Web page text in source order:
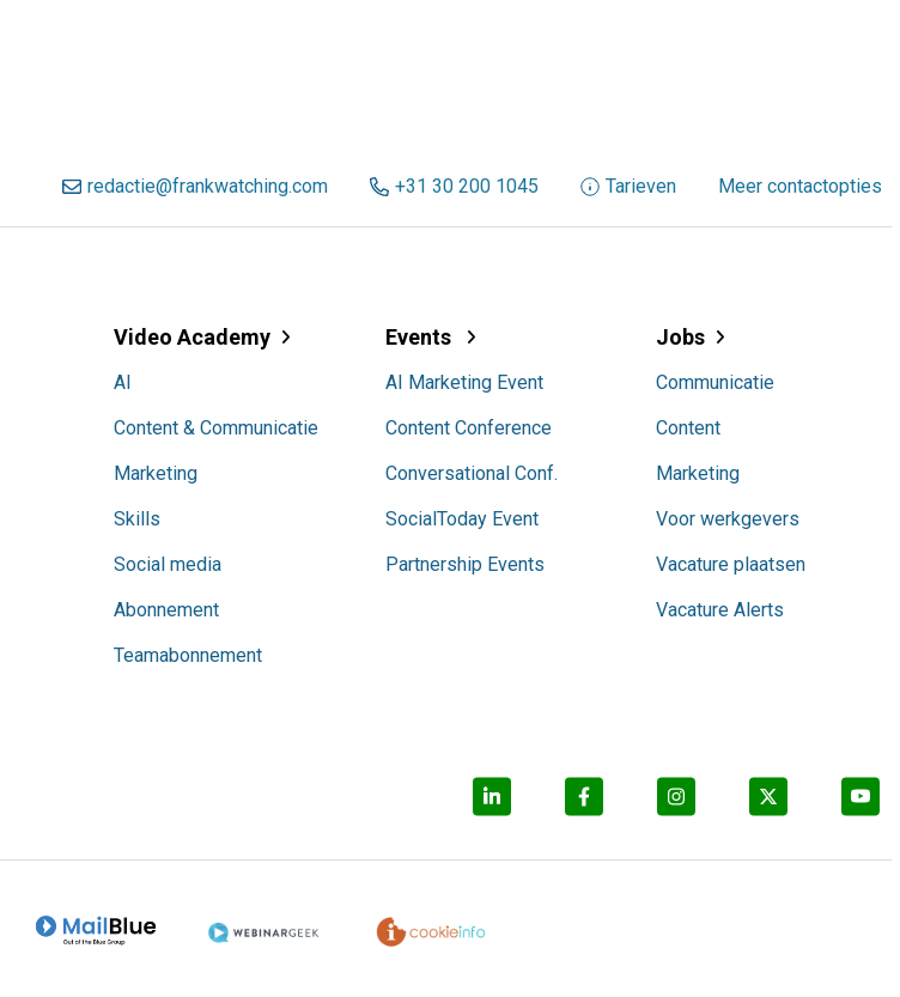
redactie@frankwatching.com +31 30 200 1045 Tarieven Meer contactopties
Video Academy
AI
Content & Communicatie
Marketing
Skills
Social media
Abonnement
Teamabonnement
Events
AI Marketing Event
Content Conference
Conversational Conf.
SocialToday Event
Partnership Events
Jobs
Communicatie
Content
Marketing
Voor werkgevers
Vacature plaatsen
Vacature Alerts